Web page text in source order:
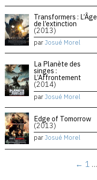
Transformers : L’Âge
de l’extinction
(2013)
parJosué Morel
La Planète des
singes :
L’Affrontement
(2014)
parJosué Morel
Edge of Tomorrow
(2013)
parJosué Morel
← 1 …